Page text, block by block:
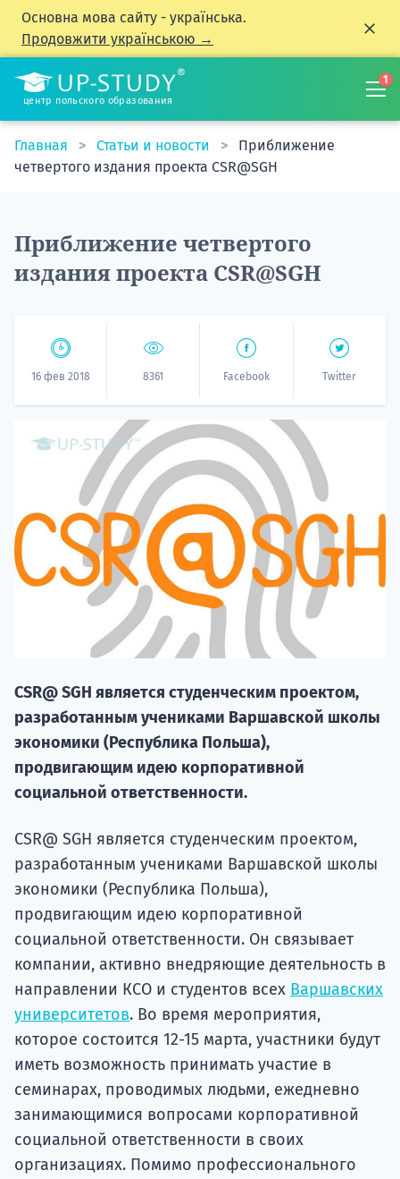
Основна мова сайту - українська.
Продовжити українською →
центр польского образования
1
Главная Статьи и новости
Приближение
четвертого издания проекта CSR@SGH
Приближение четвертого
издания проекта CSR@SGH
16 фев 2018 8361 Facebook Twitter
CSR@ SGH является студенческим проектом,
разработанным учениками Варшавской школы
экономики (Республика Польша),
продвигающим идею корпоративной
социальной ответственности.
CSR@ SGH является студенческим проектом,
разработанным учениками Варшавской школы
экономики (Республика Польша),
продвигающим идею корпоративной
социальной ответственности. Он связывает
компании, активно внедряющие деятельность в
направлении КСО и студентов всех Варшавских
университетов. Во время мероприятия,
которое состоится 12-15 марта, участники будут
иметь возможность принимать участие в
семинарах, проводимых людьми, ежедневно
занимающимися вопросами корпоративной
социальной ответственности в своих
организациях. Помимо профессионального
НАБОР